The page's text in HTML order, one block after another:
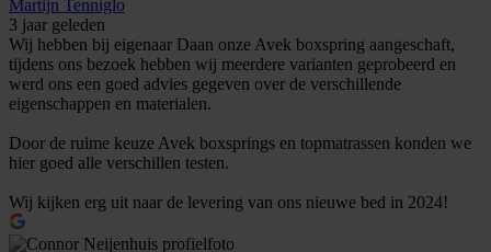
Martijn Tenniglo
3 jaar geleden
Wij hebben bij eigenaar Daan onze Avek boxspring aangeschaft,
tijdens ons bezoek hebben wij meerdere varianten geprobeerd en
werd ons een goed advies gegeven over de verschillende
eigenschappen en materialen.
Door de ruime keuze Avek boxsprings en topmatrassen konden we
hier goed alle verschillen testen.
Wij kijken erg uit naar de levering van ons nieuwe bed in 2024!